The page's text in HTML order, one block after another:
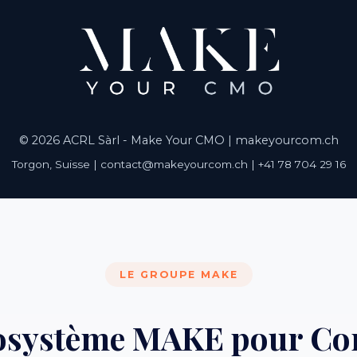
© 2026 ACRL Sàrl - Make Your CMO | makeyourcom.ch
Torgon, Suisse | contact@makeyourcom.ch | +41 78 704 29 16
LE GROUPE MAKE
MAKE pour